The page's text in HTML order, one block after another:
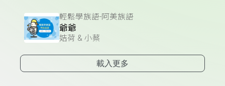
輕鬆學族語-阿美族語
爺爺
姞荷 & 小蔡
載入更多